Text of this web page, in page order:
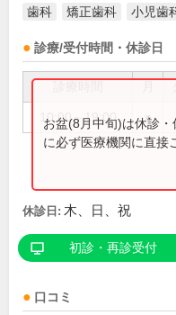
歯科 矯正歯科 小児歯
診療/受付時間・休診日
10:00～19:00 ●
お盆(8月中旬)は休診
に必ず医療機関に直接
休診日: 木、日、祝
初診・再診受付
口コミ